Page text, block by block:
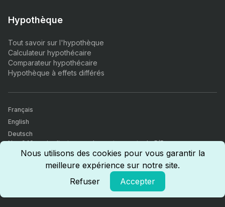
Nous utilisons des cookies pour vous garantir la
meilleure expérience sur notre site.
Refuser
Accepter
Hypothèque
Tout savoir sur l'hypothèque
Calculateur hypothécaire
Comparateur hypothécaire
Hypothèque à effets différés
Nos 940+ avis clients nous donnent une note de 5/5.
Comparateur d’assurances, finance & immobilier. Tous nos agents
sont certifiés par l'autorité fédérale de surveillance des marchés
financiers (FINMA), sont certifiés CICERO (Certified insurance
competence) et ont reçus le diplôme d'intermédiaire d'assurance
Français
English
Deutsch